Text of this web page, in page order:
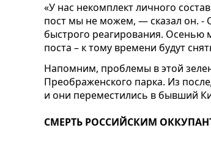
«У нас некомплект личного
пост мы не можем, — сказал он. -
быстрого реагирования. Осенью
поста – к тому времени будут
Напомним, проблемы в этой
Преображенского парка. Из
и они переместились в бывший
СМЕРТЬ РОССИЙСКИМ